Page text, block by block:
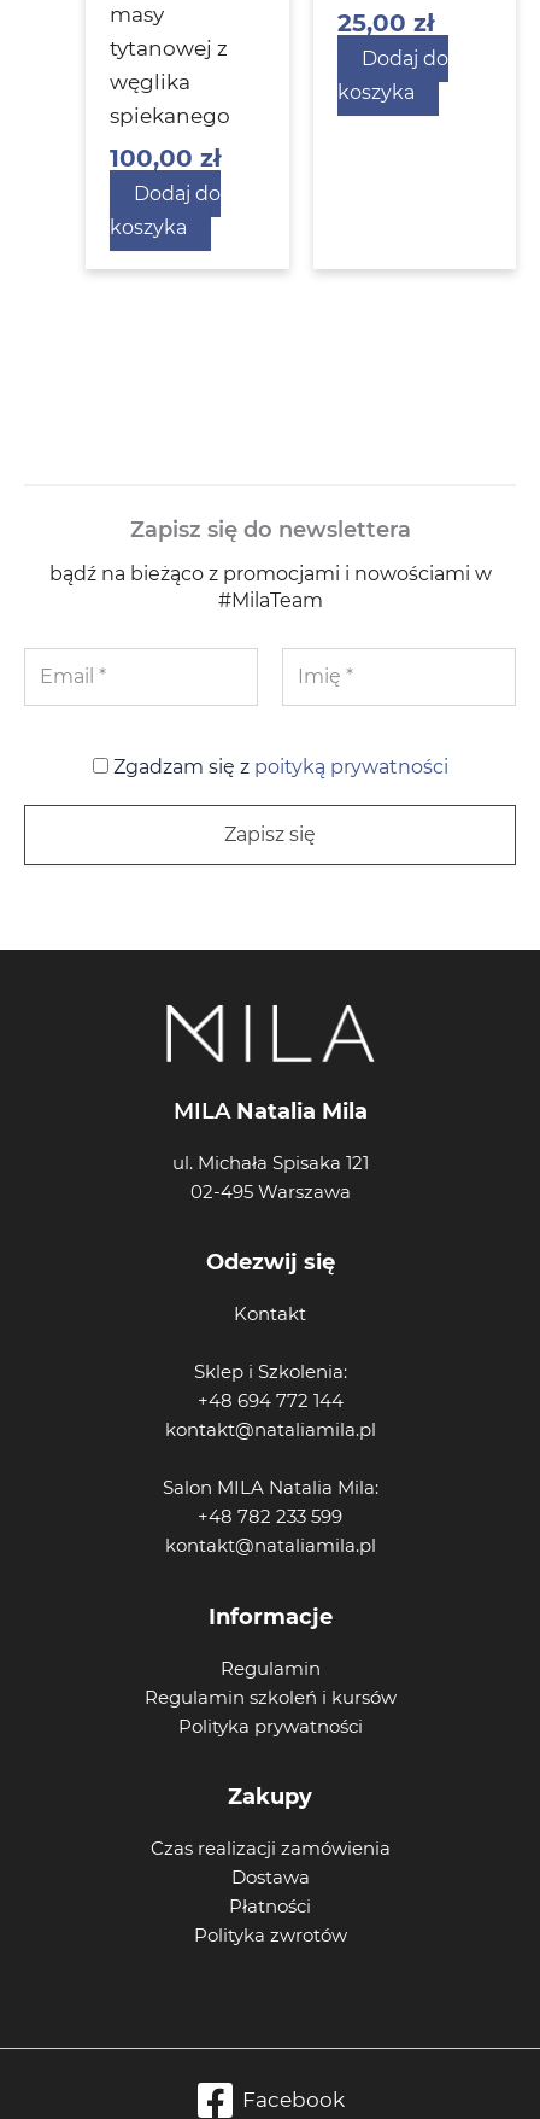
masy
tytanowej z
węglika
spiekanego
100,00zł
Dodaj do
koszyka
25,00 zł
Dodaj do
koszyka
Zapisz się do newslettera
bądź na bieżąco z promocjami i nowościami w
#MilaTeam
Zgadzam się z poityką prywatności
MILANatalia Mila
ul. Michała Spisaka 121
02-495 Warszawa
Odezwij się
Kontakt
Sklep i Szkolenia:
+48 694 772 144
kontakt@nataliamila.pl
Salon MILA Natalia Mila:
+48 782 233 599
kontakt@nataliamila.pl
Informacje
Regulamin
Regulamin szkoleń i kursów
Polityka prywatności
Zakupy
Czas realizacji zamówienia
Dostawa
Płatności
Polityka zwrotów
Facebook